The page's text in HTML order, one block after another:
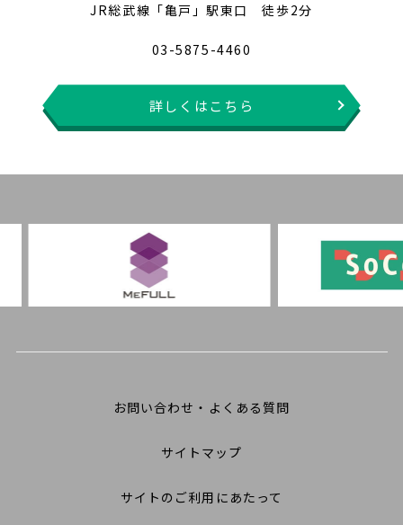
JR総武線「亀戸」駅東口 徒歩2分
03-5875-4460
詳しくはこちら
お問い合わせ・よくある質問
サイトマップ
サイトのご利用にあたって